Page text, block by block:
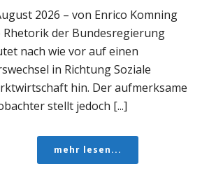
2026 – von Enrico Komning
Rhetorik der Bundesregierung
nach wie vor auf einen
in Richtung Soziale
hin. Der aufmerksame
stellt jedoch [...]
mehr lesen...